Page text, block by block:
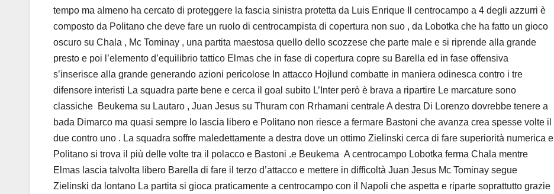
tempo ma almeno ha cercato di proteggere la fascia sinistra protetta da Luis Enrique Il centrocampo a 4 degli azzurri è
composto da Politano che deve fare un ruolo di centrocampista di copertura non suo , da Lobotka che ha fatto un gioco
oscuro su Chala , Mc Tominay , una partita maestosa quello dello scozzese che parte male e si riprende alla grande
presto e poi l’elemento d’equilibrio tattico Elmas che in fase di copertura copre su Barella ed in fase offensiva
s’inserisce alla grande generando azioni pericolose In attacco Hojlund combatte in maniera odinesca contro i tre
difensore interisti La squadra parte bene e cerca il goal subito L’Inter però è brava a ripartire Le marcature sono
classiche Beukema su Lautaro , Juan Jesus su Thuram con Rrhamani centrale A destra Di Lorenzo dovrebbe tenere a
bada Dimarco ma quasi sempre lo lascia libero e Politano non riesce a fermare Bastoni che avanza crea spesse volte il
due contro uno . La squadra soffre maledettamente a destra dove un ottimo Zielinski cerca di fare superiorità numerica e
Politano si trova il più delle volte tra il polacco e Bastoni .e Beukema A centrocampo Lobotka ferma Chala mentre
Elmas lascia talvolta libero Barella di fare il terzo d’attacco e mettere in difficoltà Juan Jesus Mc Tominay segue
Zielinski da lontano La partita si gioca praticamente a centrocampo con il Napoli che aspetta e riparte soprattutto grazie